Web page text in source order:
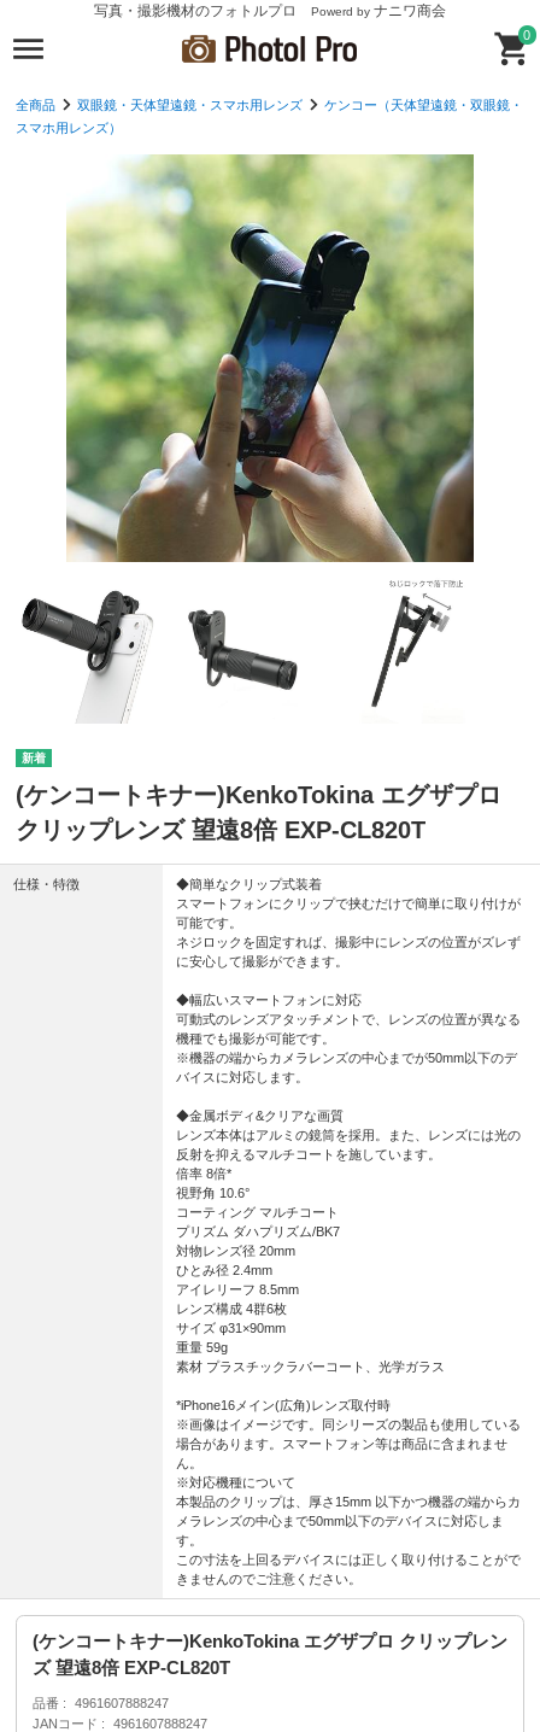
写真・撮影機材のフォトルプロ Powerd by ナニワ商会
0
全商品 双眼鏡・天体望遠鏡・スマホ用レンズ
ケンコー（天体望遠鏡・双眼鏡・
スマホ用レンズ）
(ケンコートキナー)KenkoTokina エグザプロ
クリップレンズ 望遠8倍 EXP-CL820T
仕様・特徴
◆簡単なクリップ式装着
スマートフォンにクリップで挟むだけで簡単に取り付けが
可能です。
ネジロックを固定すれば、撮影中にレンズの位置がズレず
に安心して撮影ができます。
◆幅広いスマートフォンに対応
可動式のレンズアタッチメントで、レンズの位置が異なる
機種でも撮影が可能です。
※機器の端からカメラレンズの中心までが50mm以下のデ
バイスに対応します。
◆金属ボディ&クリアな画質
レンズ本体はアルミの鏡筒を採用。また、レンズには光の
反射を抑えるマルチコートを施しています。
倍率 8倍*
視野角 10.6°
コーティング マルチコート
プリズム ダハプリズム/BK7
対物レンズ径 20mm
ひとみ径 2.4mm
アイレリーフ 8.5mm
レンズ構成 4群6枚
サイズ φ31×90mm
重量 59g
素材 プラスチックラバーコート、光学ガラス
*iPhone16メイン(広角)レンズ取付時
※画像はイメージです。同シリーズの製品も使用している
場合があります。スマートフォン等は商品に含まれませ
ん。
※対応機種について
本製品のクリップは、厚さ15mm 以下かつ機器の端からカ
メラレンズの中心まで50mm以下のデバイスに対応しま
す。
この寸法を上回るデバイスには正しく取り付けることがで
きませんのでご注意ください。
(ケンコートキナー)KenkoTokina エグザプロ クリップレン
ズ 望遠8倍 EXP-CL820T
品番
4961607888247
JANコード
4961607888247